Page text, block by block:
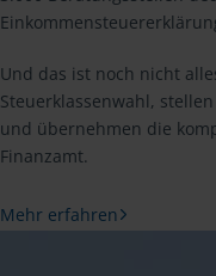
Und das ist noch nicht
Steuerklassenwahl,
und übernehmen die
Finanzamt.
Mehr erfahren